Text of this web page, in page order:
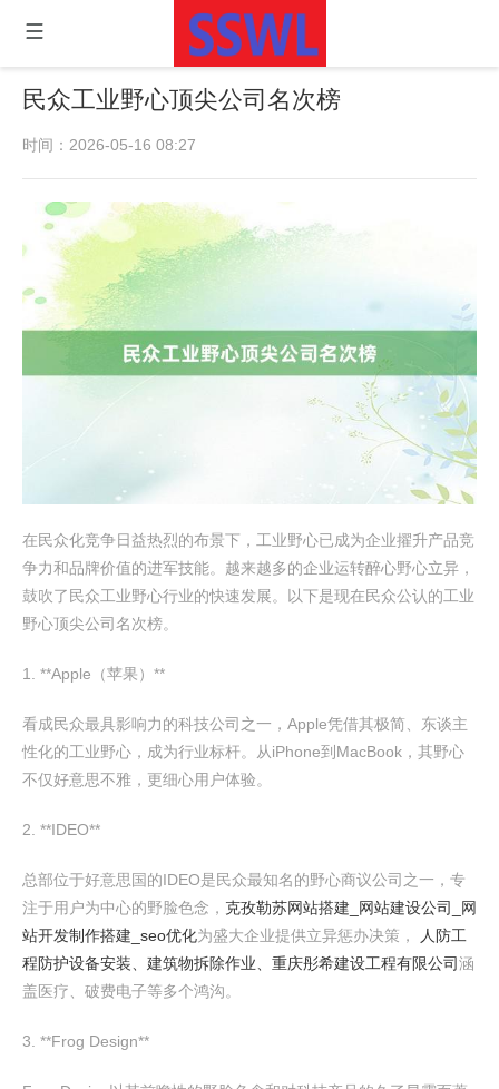
民众工业野心顶尖公司名次榜
时间：2026-05-16 08:27
在民众化竞争日益热烈的布景下，工业野心已成为企业擢升产品竞
争力和品牌价值的进军技能。越来越多的企业运转醉心野心立异，
鼓吹了民众工业野心行业的快速发展。以下是现在民众公认的工业
野心顶尖公司名次榜。
1. **Apple（苹果）**
看成民众最具影响力的科技公司之一，Apple凭借其极简、东谈主
性化的工业野心，成为行业标杆。从iPhone到MacBook，其野心
不仅好意思不雅，更细心用户体验。
2. **IDEO**
总部位于好意思国的IDEO是民众最知名的野心商议公司之一，专
注于用户为中心的野脸色念， 克孜勒苏网站搭建_网站建设公司_网
站开发制作搭建_seo优化为盛大企业提供立异惩办决策，
人防工
程防护设备安装、建筑物拆除作业、重庆彤希建设工程有限公司涵
盖医疗、破费电子等多个鸿沟。
3. **Frog Design**